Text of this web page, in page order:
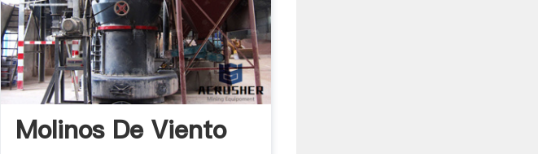
Molinos De Viento